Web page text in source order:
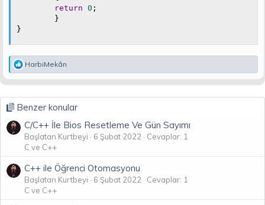
return 0 ;
}
}
T
e
l
e
r
:
HarbiMekân
Benzer konular
C/C++ İle Bios Resetleme Ve Gün Sayımı
Başlatan Kurtbeyi 6 Şubat 2022
Cevaplar: 1
C ve C++
C++ ile Öğrenci Otomasyonu
Başlatan Kurtbeyi 6 Şubat 2022
Cevaplar: 1
C ve C++